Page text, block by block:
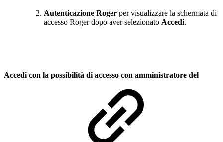
Autenticazione Roger per visualizzare la schermata di
accesso Roger dopo aver selezionato Accedi.
Accedi con la possibilità di accesso con amministratore del